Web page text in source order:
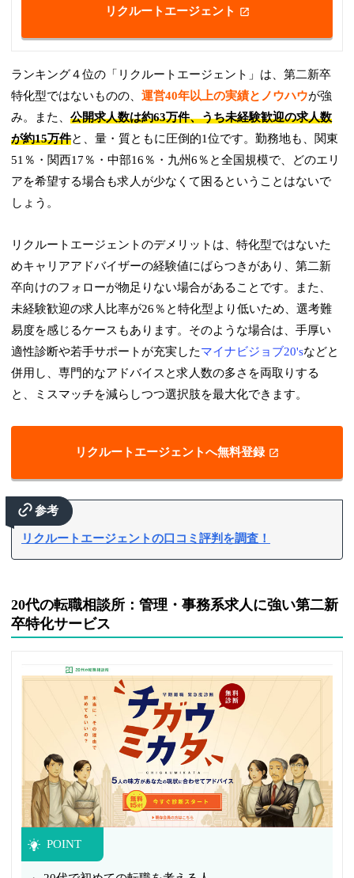
リクルートエージェント
ランキング４位の「リクルートエージェント」は、第二新卒
特化型ではないものの、運営40年以上の実績とノウハウが強
み。また、公開求人数は約63万件、うち未経験歓迎の求人数
が約15万件と、量・質ともに圧倒的1位です。勤務地も、関東
51％・関西17％・中部16％・九州6％と全国規模で、どのエリ
アを希望する場合も求人が少なくて困るということはないで
しょう。
リクルートエージェントのデメリットは、特化型ではないた
めキャリアアドバイザーの経験値にばらつきがあり、第二新
卒向けのフォローが物足りない場合があることです。また、
未経験歓迎の求人比率が26％と特化型より低いため、選考難
易度を感じるケースもあります。そのような場合は、手厚い
適性診断や若手サポートが充実したマイナビジョブ20'sなどと
併用し、専門的なアドバイスと求人数の多さを両取りする
と、ミスマッチを減らしつつ選択肢を最大化できます。
リクルートエージェントへ無料登録
参考
リクルートエージェントの口コミ評判を調査！
20代の転職相談所：管理・事務系求人に強い第二新
卒特化サービス
POINT